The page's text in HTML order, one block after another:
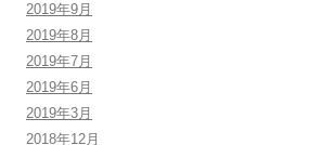
2019年9月
2019年8月
2019年7月
2019年6月
2019年3月
2018年12月